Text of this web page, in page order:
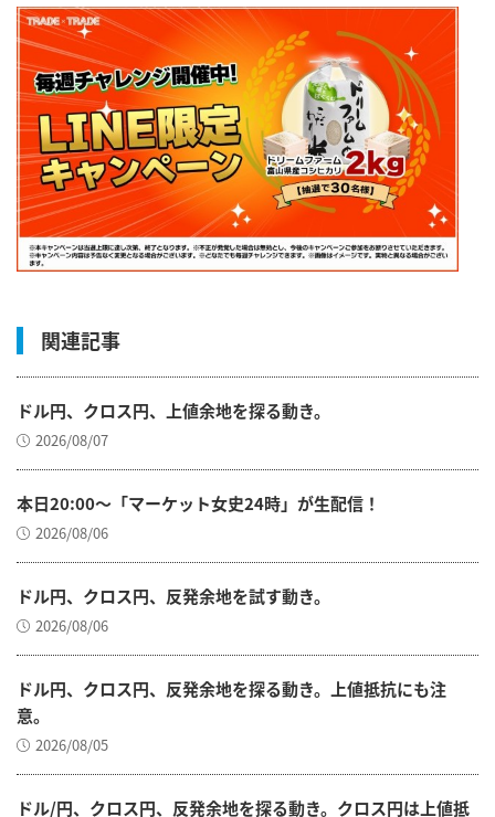
関連記事
ドル円、クロス円、上値余地を探る動き。
2026/08/07
本日20:00～「マーケット女史24時」が生配信！
2026/08/06
ドル円、クロス円、反発余地を試す動き。
2026/08/06
ドル円、クロス円、反発余地を探る動き。上値抵抗にも注
意。
2026/08/05
ドル/円、クロス円、反発余地を探る動き。クロス円は上値抵